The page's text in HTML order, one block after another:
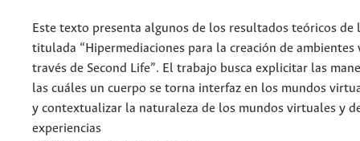
Este texto presenta algunos de los resultados teóricos de
titulada “Hipermediaciones para la creación de ambientes
través de Second Life”. El trabajo busca explicitar las
las cuáles un cuerpo se torna interfaz en los mundos
y contextualizar la naturaleza de los mundos virtuales y
experiencias